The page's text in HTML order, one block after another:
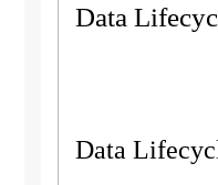
Data
Data